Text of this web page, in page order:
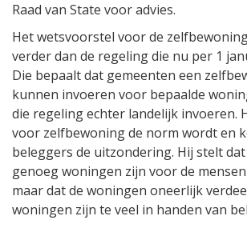
Raad van State voor advies.
Het wetsvoorstel voor de
verder dan de regeling die nu per 1
Die bepaalt dat gemeenten een
kunnen invoeren voor bepaalde
die regeling echter landelijk invoeren.
voor zelfbewoning de norm wordt en
beleggers de uitzondering. Hij stelt
genoeg woningen zijn voor de
maar dat de woningen oneerlijk
woningen zijn te veel in handen van